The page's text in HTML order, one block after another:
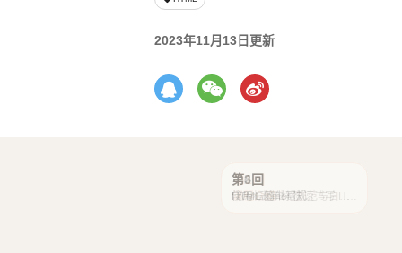
2023年11月13日更新
第1回
课程介绍
第2回
HTML 基础格式
第3回
常用标签
第4回
From 表单标签
第5回
HTML 的书写规范与自动
第6回
使用 Emmet 快速书写 HT